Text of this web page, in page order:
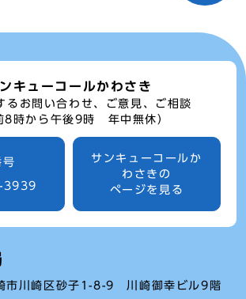
キューコールかわさき
るお問い合わせ、ご意見、ご相談
8時から午後9時 年中無休）
号
3939
サンキューコールか
わさきの
ページを見る
川崎区砂子1-8-9 川崎御幸ビル9階